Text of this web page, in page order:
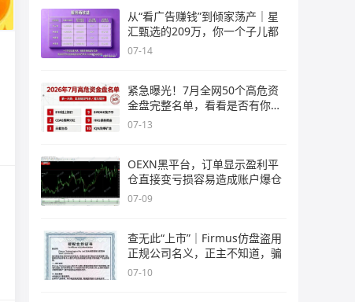
从“看广告赚钱”到倾家荡产｜星
汇甄选的209万，你一个子儿都
07-14
紧急曝光！7月全网50个高危资
金盘完整名单，看看是否有你正
在
07-13
OEXN黑平台，订单显示盈利平
仓直接变亏损容易造成账户爆仓
07-09
查无此“上市”｜Firmus仿盘盗用
正规公司名义，正主不知道，骗
07-10